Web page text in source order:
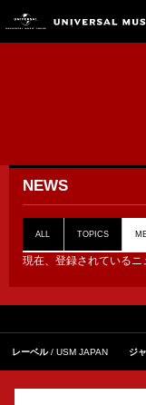
NEWS
ALL TOPICS
現在、登録されているニ
レーベル USM JAPAN ジ